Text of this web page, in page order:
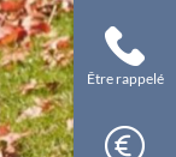
Être rappelé